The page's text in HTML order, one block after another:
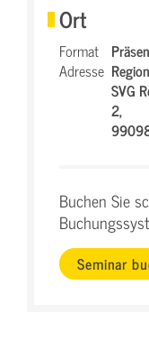
Ort
Format
Adresse
SVG
2,
Buchen Sie
Seminar